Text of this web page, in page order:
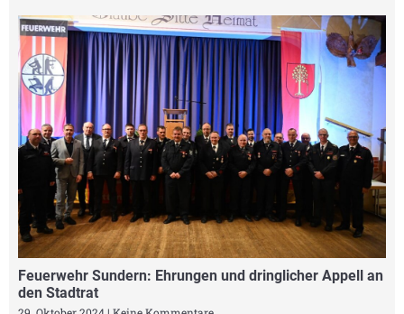
Feuerwehr Sundern: Ehrungen und dringlicher Appell an
den Stadtrat